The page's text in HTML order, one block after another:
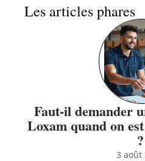
Les articles phares
Faut-il demander
Loxam quand on
?
3 août